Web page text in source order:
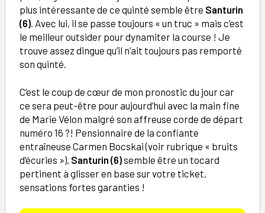
plus intéressante de ce quinté semble être Santurin
(6) . Avec lui, il se passe toujours « un truc » mais c’est
le meilleur outsider pour dynamiter la course ! Je
trouve assez dingue qu’il n’ait toujours pas remporté
son quinté.
C’est le coup de cœur de mon pronostic du jour car
ce sera peut-être pour aujourd’hui avec la main fine
de Marie Vélon malgré son affreuse corde de départ
numéro 16 ?! Pensionnaire de la confiante
entraîneuse Carmen Bocskai (voir rubrique « bruits
d’écuries »), Santurin (6)semble être un tocard
pertinent à glisser en base sur votre ticket,
sensations fortes garanties !